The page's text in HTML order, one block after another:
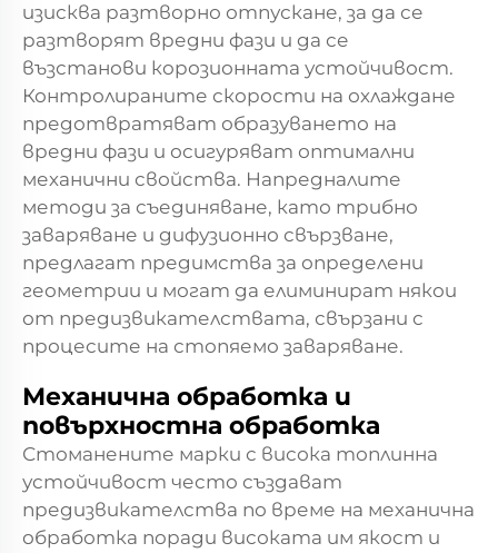
изисква разтворно отпускане, за да се
разтворят вредни фази и да се
възстанови корозионната устойчивост.
Контролираните скорости на охлаждане
предотвратяват образуването на
вредни фази и осигуряват оптимални
механични свойства. Напредналите
методи за съединяване, като трибно
заваряване и дифузионно свързване,
предлагат предимства за определени
геометрии и могат да елиминират някои
от предизвикателствата, свързани с
процесите на стопяемо заваряване.
Механична обработка и
повърхностна обработка
Стоманените марки с висока топлинна
устойчивост често създават
предизвикателства по време на механична
обработка поради високата им якост и